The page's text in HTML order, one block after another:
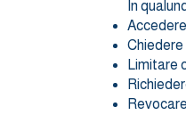
In
Limitare